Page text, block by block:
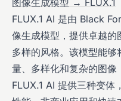
FLUX.1 AI 是由 Black
像生成模型，提供卓越的
多样的风格。该模型能
量、多样化和复杂的图像
FLUX.1 AI 提供三种变体